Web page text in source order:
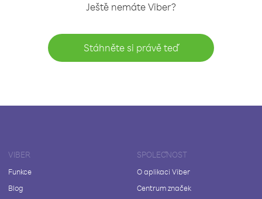
Ještě nemáte Viber?
Stáhněte si právě teď
VIBER
Funkce
Blog
SPOLEČNOST
O aplikaci Viber
Centrum značek